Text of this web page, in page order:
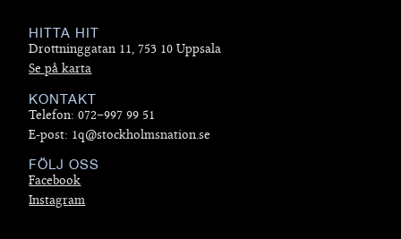
HITTA HIT
Drottninggatan 11, 753 10 Uppsala
Se på karta
KONTAKT
Telefon: 072–997 99 51
E-post: 1q@stockholmsnation.se
FÖLJ OSS
Facebook
Instagram